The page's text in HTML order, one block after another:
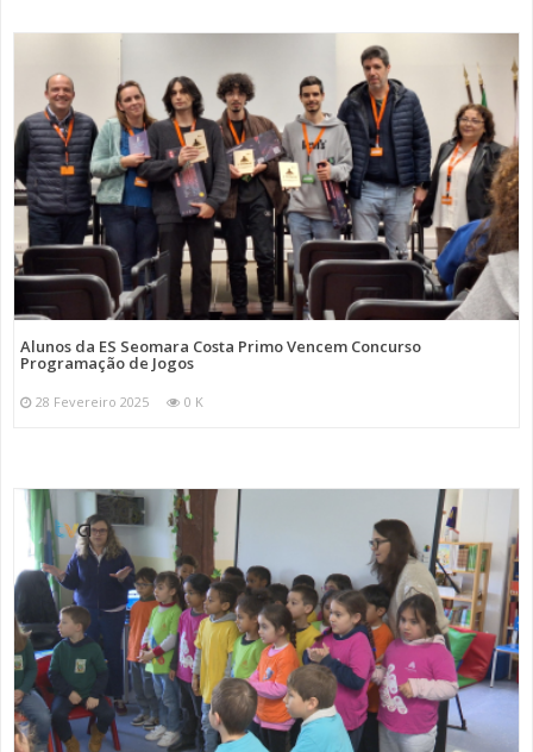
Alunos da ES Seomara Costa Primo Vencem Concurso
Programação de Jogos
28 Fevereiro 2025 0 K